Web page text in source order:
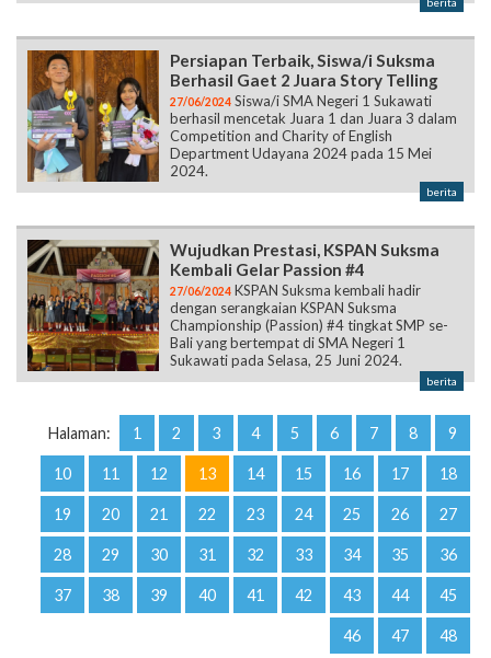
Persiapan Terbaik, Siswa/i Suksma
Berhasil Gaet 2 Juara Story Telling
27/06/2024 Siswa/i SMA Negeri 1 Sukawati
berhasil mencetak Juara 1 dan Juara 3 dalam
Competition and Charity of English
Department Udayana 2024 pada 15 Mei
2024.
berita
Wujudkan Prestasi, KSPAN Suksma
Kembali Gelar Passion #4
27/06/2024 KSPAN Suksma kembali hadir
dengan serangkaian KSPAN Suksma
Championship (Passion) #4 tingkat SMP se-
Bali yang bertempat di SMA Negeri 1
Sukawati pada Selasa, 25 Juni 2024.
berita
Halaman: 1 2 3 4 5 6 7 8 9
10 11 12 13 14 15 16 17 18
19 20 21 22 23 24 25 26 27
28 29 30 31 32 33 34 35 36
37 38 39 40 41 42 43 44 45
46 47 48